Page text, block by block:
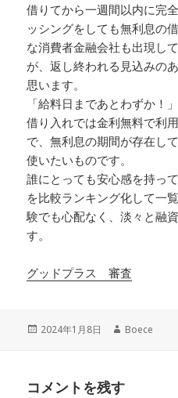
借りてから一週間以内に完
ッシングをしても無利息の
な消費者金融会社も出現し
が、返し終われる見込みの
思います。
「給料日まであとわずか！
借り入れでは金利無料で利
で、無利息の期間が存在し
使いたいものです。
誰にとっても安心感を持っ
を比較ランキング化して一
験でも心配なく、淡々と融
す。
グッドプラス 審査
投
2024年1月8日
作
Boece
コメントを残す